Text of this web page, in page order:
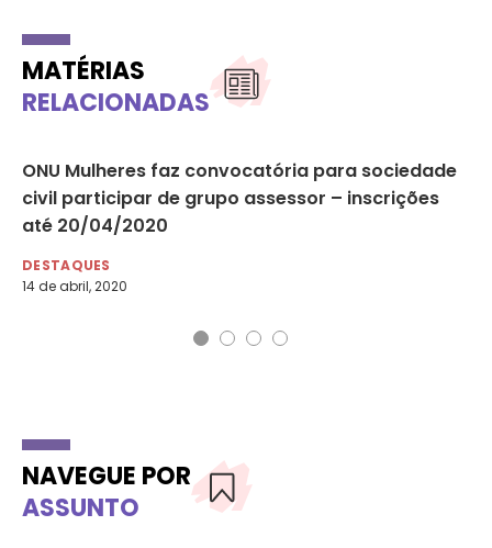
MATÉRIAS
RELACIONADAS
ONU Mulheres faz convocatória para sociedade
civil participar de grupo assessor – inscrições
até 20/04/2020
DESTAQUES
14 de abril, 2020
NAVEGUE POR
ASSUNTO